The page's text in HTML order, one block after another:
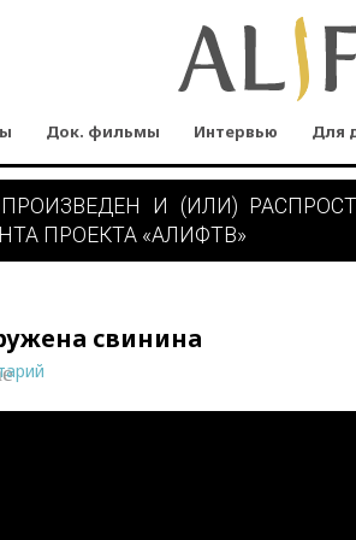
Док. фильмы Интервью Для
И (ИЛИ)
ПРОЕКТА «АЛИФТВ»
свинина